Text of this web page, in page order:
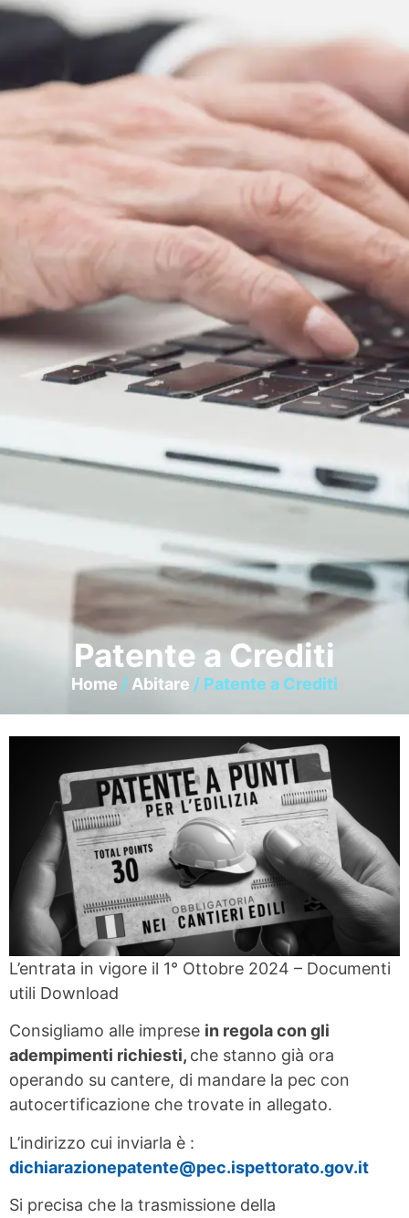
Patente a Crediti
Home /Abitare / Patente a Crediti
L’entrata in vigore il 1° Ottobre 2024 – Documenti
utili Download
Consigliamo alle imprese in regola con gli
adempimenti richiesti, che stanno già ora
operando su cantere, di mandare la pec con
autocertificazione che trovate in allegato.
L’indirizzo cui inviarla è :
dichiarazionepatente@pec.ispettorato.gov.it
Si precisa che la trasmissione della